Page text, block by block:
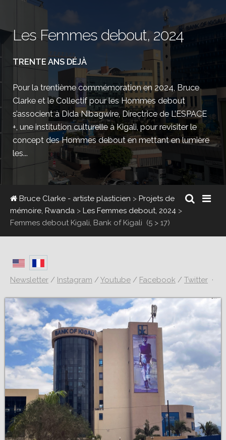
Les Femmes debout, 2024
TRENTE ANS DÉJÀ
Pour la trentième commémoration en 2024, Bruce
Clarke et le Collectif pour les Hommes debout
s’associent à Dida Nibagwire, Directrice de L’ESPACE
+, une institution culturelle à Kigali, pour revisiter le
concept des Hommes debout en mettant en lumière
les...
Bruce Clarke - artiste plasticien > Projets de
mémoire, Rwanda > Les Femmes debout, 2024 >
Femmes debout Kigali, Bank of Kigali (5 > 17)
Newsletter / Instagram /Youtube / Facebook / Twitter ·